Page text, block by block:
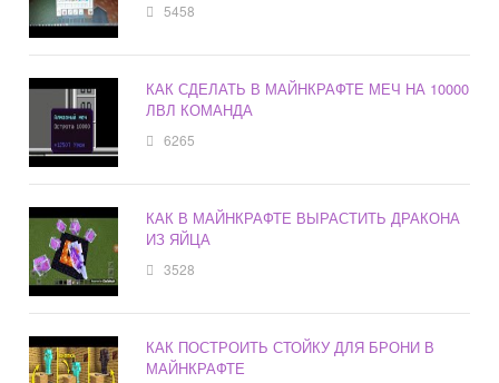
5458
КАК СДЕЛАТЬ В МАЙНКРАФТЕ МЕЧ НА 10000
ЛВЛ КОМАНДА
6265
КАК В МАЙНКРАФТЕ ВЫРАСТИТЬ ДРАКОНА
ИЗ ЯЙЦА
3528
КАК ПОСТРОИТЬ СТОЙКУ ДЛЯ БРОНИ В
МАЙНКРАФТЕ